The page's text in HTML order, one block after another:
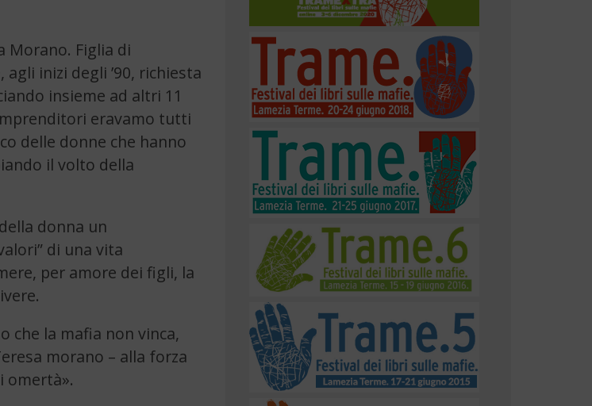
Morano. Figlia di
inizi degli ’90, richiesta
insieme ad altri 11
eravamo tutti
delle donne che hanno
il volto della
donna un
di una vita
per amore dei figli, la
che la mafia non vinca,
morano – alla forza
omertà».